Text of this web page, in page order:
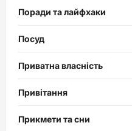
Поради та лайфхаки
Посуд
Приватна власність
Привітання
Прикмети та сни